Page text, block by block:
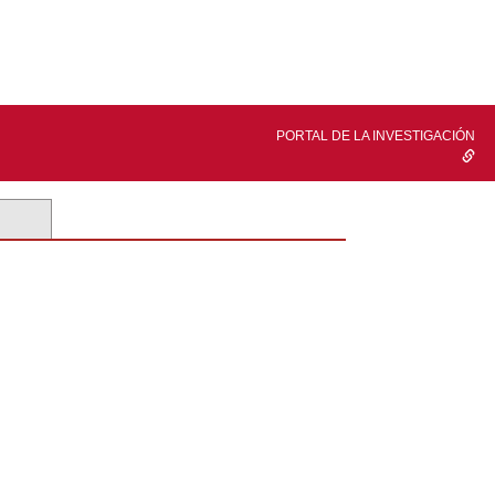
PORTAL DE LA INVESTIGACIÓN